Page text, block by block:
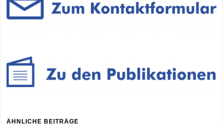
ÄHNLICHE BEITRÄGE